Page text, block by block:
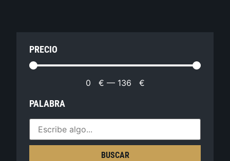
PRECIO
0 € — 136 €
PALABRA
BUSCAR